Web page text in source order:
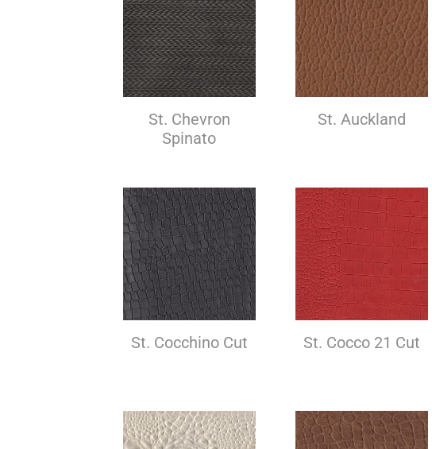
St. Chevron
Spinato
St. Auckland
St. Cocchino Cut St. Cocco 21 Cut